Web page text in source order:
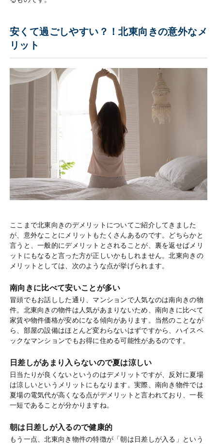
安くて過ごしやすい？！北東向きの意外なメ
リット
ここまで北東向きのデメリットについてご紹介してきました
が、意外なことにメリットもたくさんあるのです。どちらかと
言うと、一般的にデメリットとされることが、裏を返せばメリ
ットにもなると言った方が正しいかもしれません。北東向きの
メリットとしては、次のような点が挙げられます。
南向きに比べて安いことが多い
冒頭でもお話しした通り、マンションで人気なのは南向きの物
件。北東向きの物件は人気があまりないため、南向きに比べて
家賃や物件価格が安めになる傾向があります。当然のことなが
ら、部屋の設備はほとんど変わらないはずですから、ハイスペ
ックなマンションでもお得に住める可能性があるのです。
日差しがあまり入らないので夏は涼しい
日当たりが良くないというのはデメリットですが、反対に夏場
は涼しいというメリットにもなります。実際、南向き物件では
夏場の電気代が高くなる点がデメリットと言われており、一長
一短であることが分かりますね。
朝は日差しが入るので健康的
もう一点、北東向き物件の特徴が「朝は日差しが入る」という